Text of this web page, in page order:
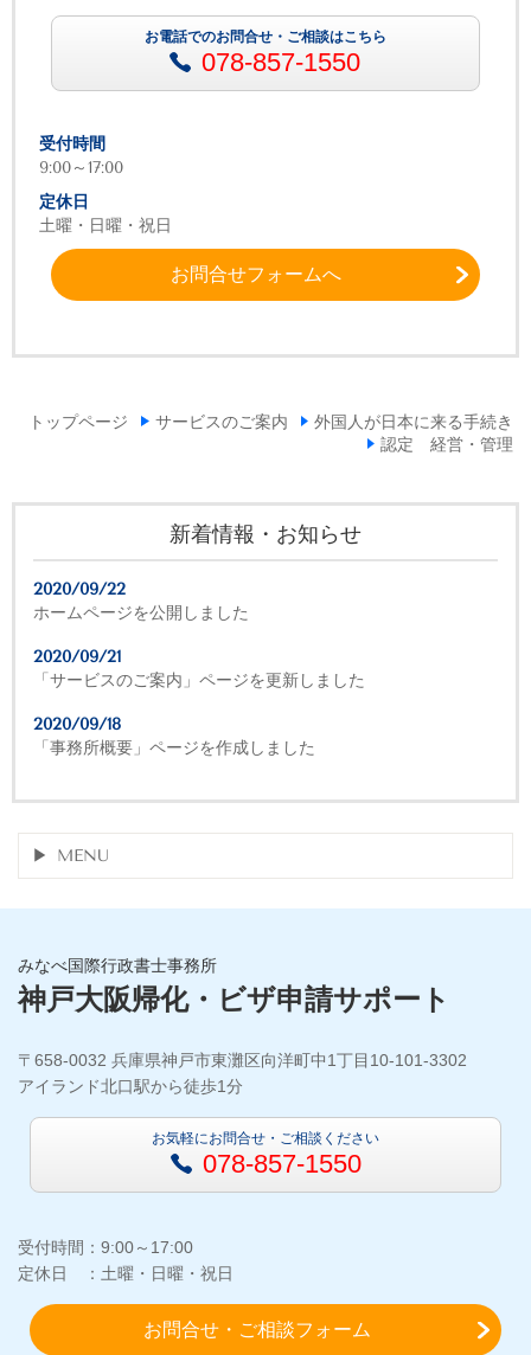
お電話でのお問合せ・ご相談はこちら
078-857-1550
受付時間
9:00～17:00
定休日
土曜・日曜・祝日
お問合せフォームへ
トップページ サービスのご案内
外国人が日本に来る手続き
認定 経営・管理
新着情報・お知らせ
2020/09/22
ホームページを公開しました
2020/09/21
「サービスのご案内」ページを更新しました
2020/09/18
「事務所概要」ページを作成しました
MENU
みなべ国際行政書士事務所
神戸大阪帰化・ビザ申請サポート
〒658-0032 兵庫県神戸市東灘区向洋町中1丁目10-101-3302
アイランド北口駅から徒歩1分
お気軽にお問合せ・ご相談ください
078-857-1550
受付時間：9:00～17:00
定休日 ：土曜・日曜・祝日
お問合せ・ご相談フォーム